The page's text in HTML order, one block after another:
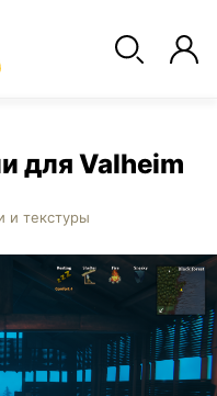
для Valheim
и текстуры